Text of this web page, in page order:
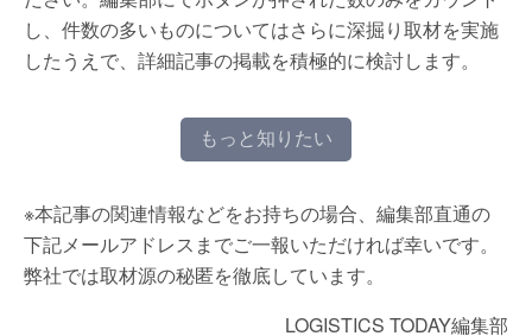
し、件数の多いものについてはさらに深掘り取材を実施
したうえで、詳細記事の掲載を積極的に検討します。
もっと知りたい
※本記事の関連情報などをお持ちの場合、編集部直通の
下記メールアドレスまでご一報いただければ幸いです。
弊社では取材源の秘匿を徹底しています。
LOGISTICS TODAY編集部